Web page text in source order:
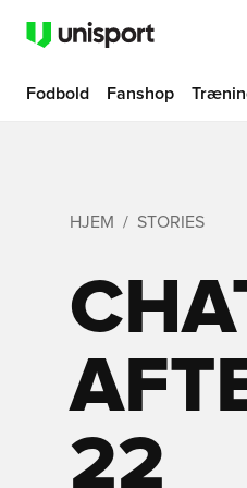
Fodbold Fanshop
HJEM STORIES
22